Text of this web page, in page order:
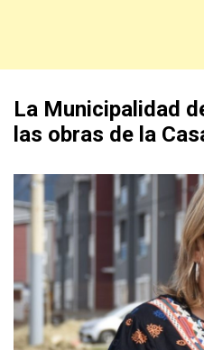
La Municipalidad
las obras de la